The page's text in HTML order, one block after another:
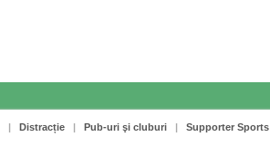
| Distracție | Pub-uri şi cluburi | Supporter Sports